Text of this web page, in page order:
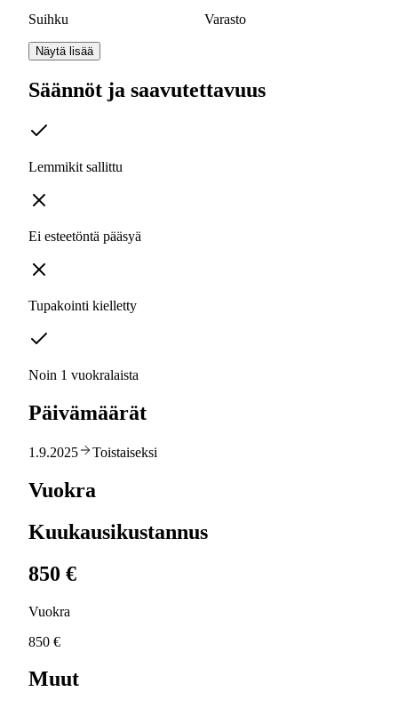
Suihku Varasto
Näytä lisää
Säännöt ja saavutettavuus
Lemmikit sallittu
Ei esteetöntä pääsyä
Tupakointi kielletty
Noin 1 vuokralaista
Päivämäärät
1.9.2025 Toistaiseksi
Vuokra
Kuukausikustannus
850 €
Vuokra
850 €
Muut